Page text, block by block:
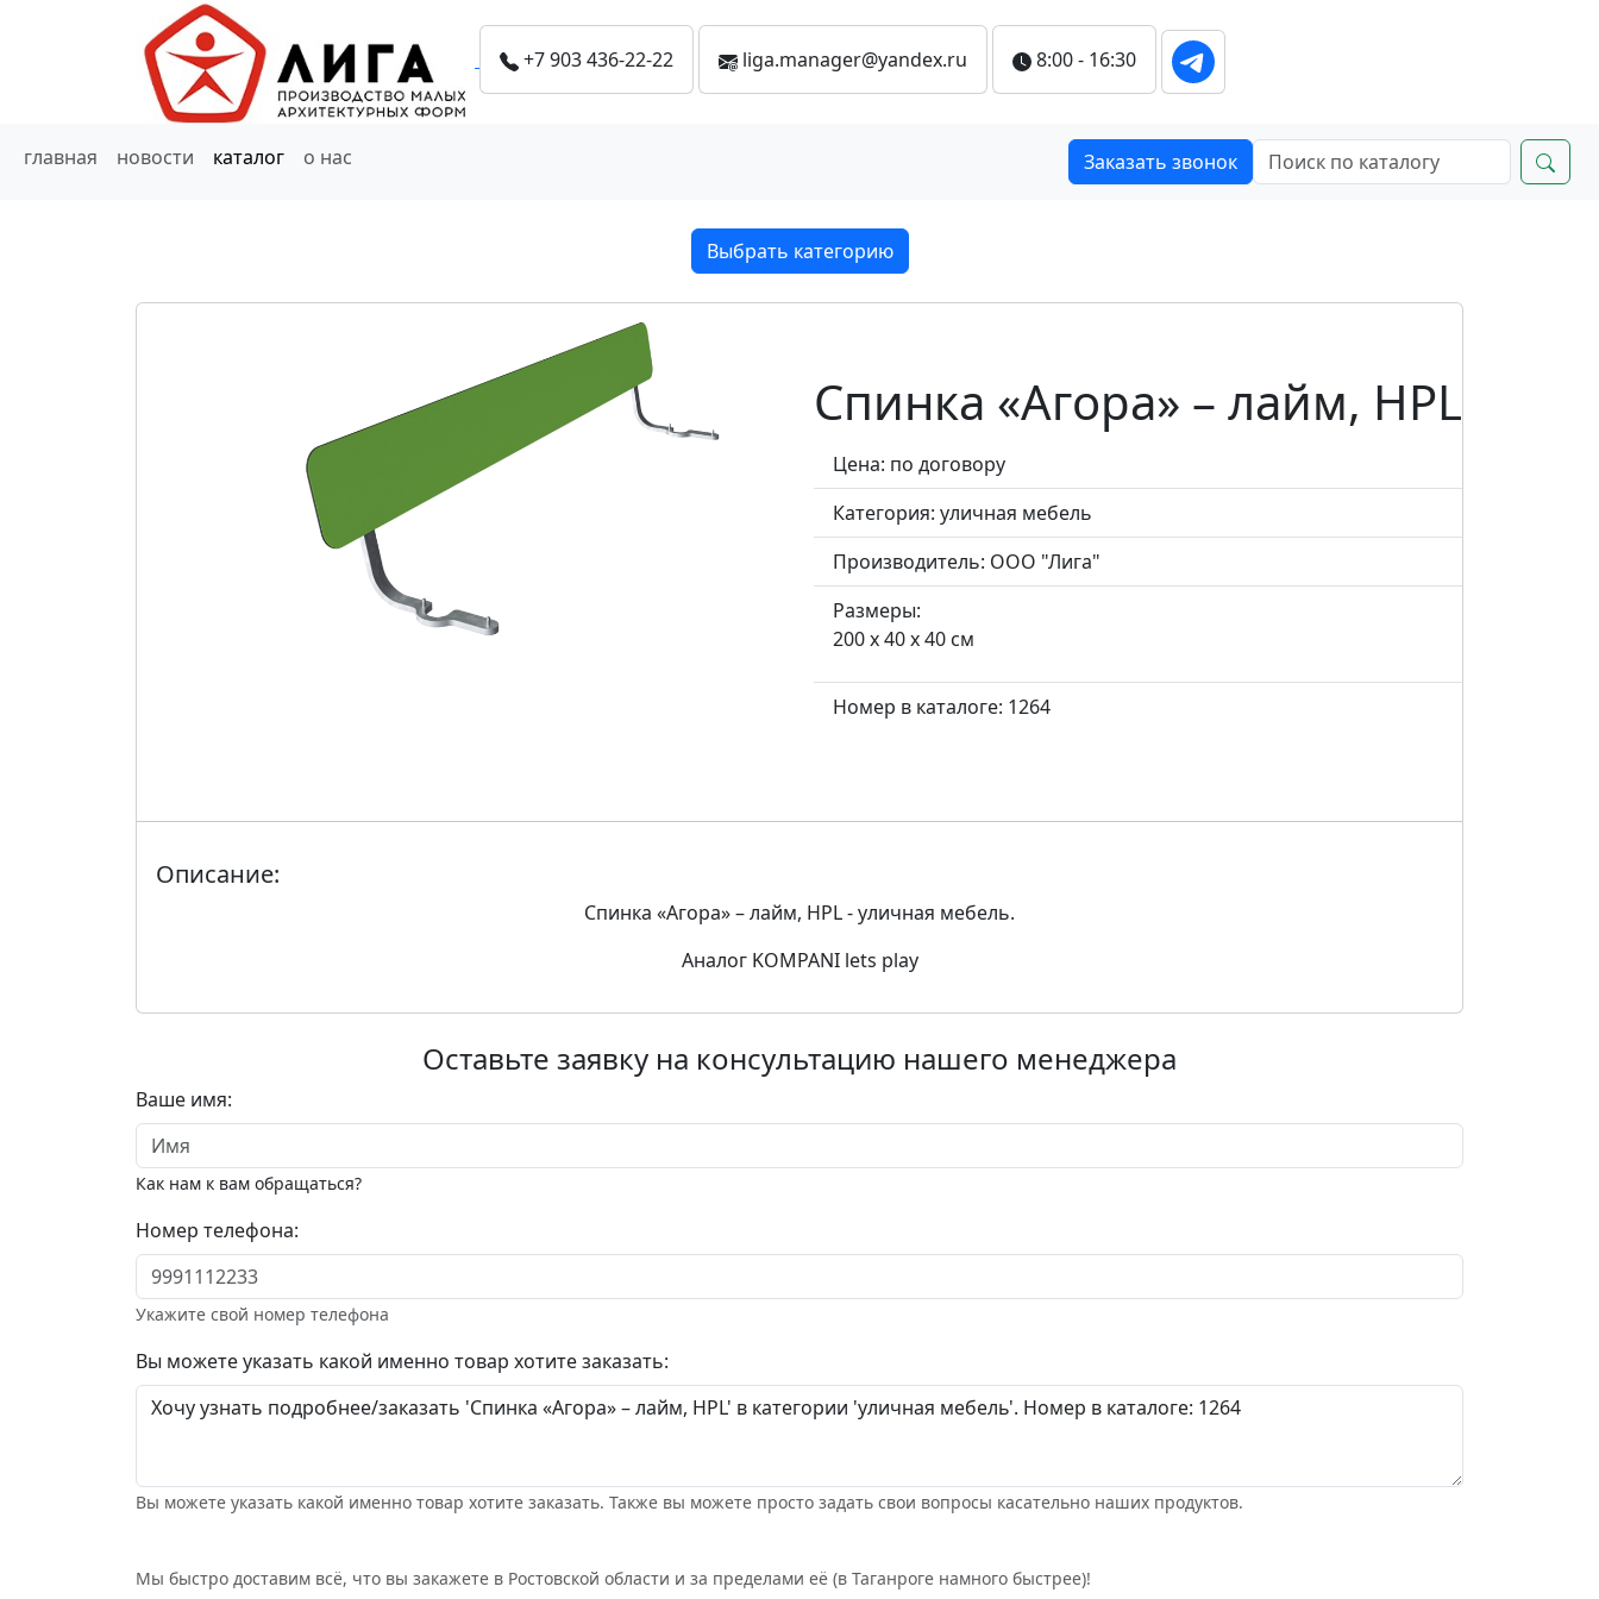
+7 903 436-22-22 liga.manager@yandex.ru 8:00 - 16:30
главная новости каталог о нас Заказать звонок
Выбрать категорию
Спинка «Агора» – лайм, HPL
Цена: по договору
Категория: уличная мебель
Производитель: ООО "Лига"
Размеры:
200 x 40 x 40 см
Номер в каталоге: 1264
Описание:
Спинка «Агора» – лайм, HPL - уличная мебель.
Аналог KOMPANI lets play
Оставьте заявку на консультацию нашего менеджера
Ваше имя:
Как нам к вам обращаться?
Номер телефона:
Укажите свой номер телефона
Вы можете указать какой именно товар хотите заказать:
Вы можете указать какой именно товар хотите заказать. Также вы можете просто задать свои вопросы касательно наших продуктов.
Мы быстро доставим всё, что вы закажете в Ростовской области и за пределами её (в Таганроге намного быстрее)!